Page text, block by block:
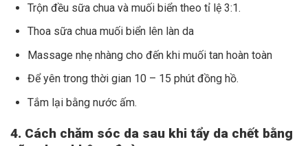
Trộn đều sữa chua và muối biển theo tỉ lệ 3:1.
Thoa sữa chua muối biển lên làn da
Massage nhẹ nhàng cho đến khi muối tan hoàn toàn
Để yên trong thời gian 10 – 15 phút đồng hồ.
Tắm lại bằng nước ấm.
4. Cách chăm sóc da sau khi tẩy da chết bằng